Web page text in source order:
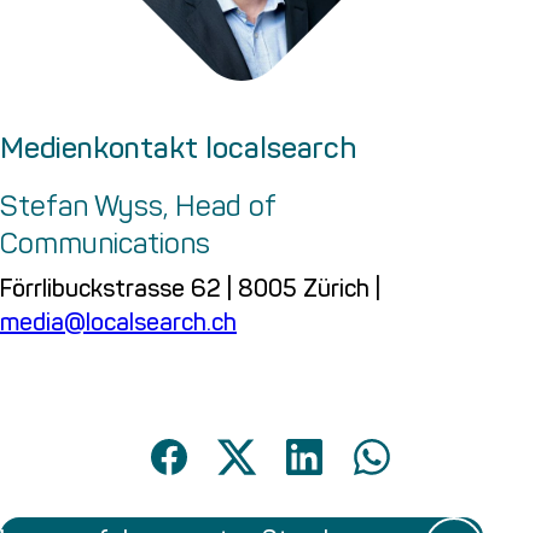
Medienkontakt localsearch
Stefan Wyss, Head of
Communications
Förrlibuckstrasse 62 | 8005 Zürich |
media@localsearch.ch